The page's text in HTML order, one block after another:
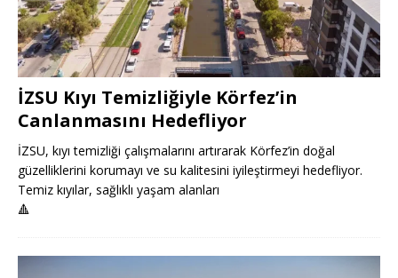
İZSU Kıyı Temizliğiyle Körfez’in
Canlanmasını Hedefliyor
İZSU, kıyı temizliği çalışmalarını artırarak Körfez’in doğal
güzelliklerini korumayı ve su kalitesini iyileştirmeyi hedefliyor.
Temiz kıyılar, sağlıklı yaşam alanları
🔺